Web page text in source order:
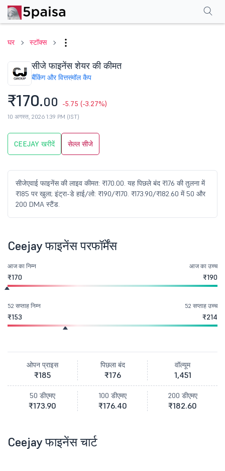
घर स्टॉक्स
सीजे फाइनेंस शेयर की कीमत
बैंकिंग और वित्तस्मॉल कैप
₹170.00 -5.75 (-3.27%)
10 अगस्त, 2026 1:39 PM (IST)
CEEJAY खरीदें सेल्ल सीजे
सीजेएवाई फाइनेंस की लाइव कीमत: ₹170.00. यह पिछले बंद ₹176 की तुलना में
₹185 पर खुला; इंट्रा-डे हाई/लो: ₹190/₹170. ₹173.90/₹182.60 में 50 और
200 DMA स्टैंड.
परफॉर्मेंसफाइनेंशियल्स सामान्य प्रश्न
Ceejay फाइनेंस परफॉर्मेंस
आज का निम्न
₹170
आज का उच्च
₹190
52 सप्ताह निम्न
₹153
52 सप्ताह उच्च
₹214
ओपन प्राइस
₹185
पिछला बंद
₹176
वॉल्यूम
1,451
50 डीएमए
₹173.90
100 डीएमए
₹176.40
200 डीएमए
₹182.60
Ceejay फाइनेंस चार्ट